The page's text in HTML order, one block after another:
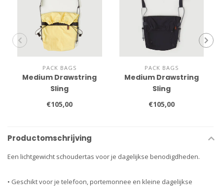
PACK BAGS
Medium Drawstring
Sling
€105,00
PACK BAGS
Medium Drawstring
Sling
€105,00
Productomschrijving
Een lichtgewicht schoudertas voor je dagelijkse benodigdheden.
• Geschikt voor je telefoon, portemonnee en kleine dagelijkse